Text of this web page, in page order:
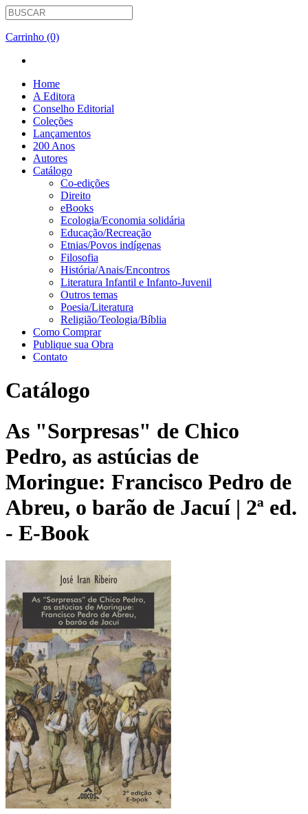
Carrinho (0)
Home
A Editora
Conselho Editorial
Coleções
Lançamentos
200 Anos
Autores
Catálogo
Co-edições
Direito
eBooks
Ecologia/Economia solidária
Educação/Recreação
Etnias/Povos indígenas
Filosofia
História/Anais/Encontros
Literatura Infantil e Infanto-Juvenil
Outros temas
Poesia/Literatura
Religião/Teologia/Bíblia
Como Comprar
Publique sua Obra
Contato
Catálogo
As "Sorpresas" de Chico
Pedro, as astúcias de
Moringue: Francisco Pedro de
Abreu, o barão de Jacuí | 2ª ed.
- E-Book